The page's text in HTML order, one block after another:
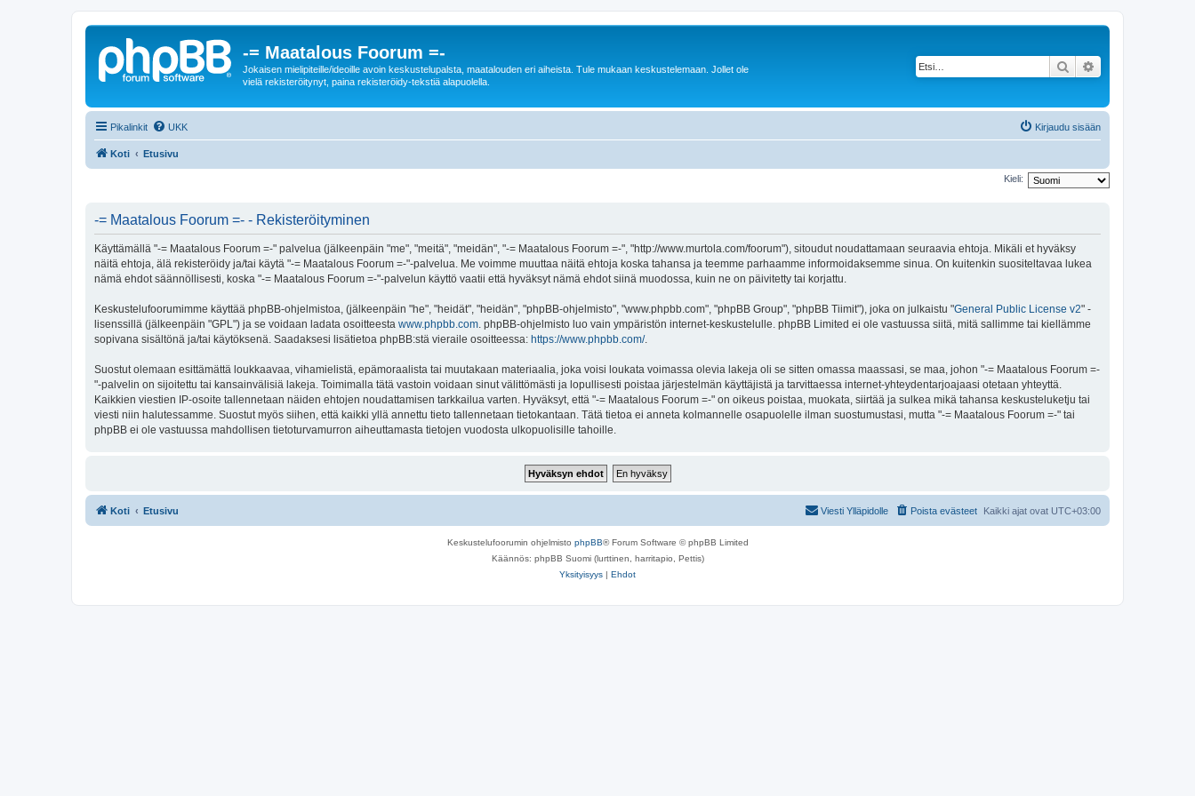
-= Maatalous Foorum =-
Jokaisen mielipiteille/ideoille avoin keskustelupalsta, maatalouden eri aiheista. Tule mukaan keskustelemaan. Jollet ole
vielä rekisteröitynyt, paina rekisteröidy-tekstiä alapuolella.
Etsi
Pikalinkit UKK Kirjaudu sisään
Koti Etusivu
Kieli:
-= Maatalous Foorum =- - Rekisteröityminen
Käyttämällä "-= Maatalous Foorum =-" palvelua (jälkeenpäin "me", "meitä", "meidän", "-= Maatalous Foorum =-", "http://www.murtola.com/foorum"), sitoudut noudattamaan seuraavia ehtoja. Mikäli et hyväksy
näitä ehtoja, älä rekisteröidy ja/tai käytä "-= Maatalous Foorum =-"-palvelua. Me voimme muuttaa näitä ehtoja koska tahansa ja teemme parhaamme informoidaksemme sinua. On kuitenkin suositeltavaa lukea
nämä ehdot säännöllisesti, koska "-= Maatalous Foorum =-"-palvelun käyttö vaatii että hyväksyt nämä ehdot siinä muodossa, kuin ne on päivitetty tai korjattu.
Keskustelufoorumimme käyttää phpBB-ohjelmistoa, (jälkeenpäin "he", "heidät", "heidän", "phpBB-ohjelmisto", "www.phpbb.com", "phpBB Group", "phpBB Tiimit"), joka on julkaistu "General Public License v2" -
lisenssillä (jälkeenpäin "GPL") ja se voidaan ladata osoitteesta www.phpbb.com. phpBB-ohjelmisto luo vain ympäristön internet-keskustelulle. phpBB Limited ei ole vastuussa siitä, mitä sallimme tai kiellämme
sopivana sisältönä ja/tai käytöksenä. Saadaksesi lisätietoa phpBB:stä vieraile osoitteessa: https://www.phpbb.com/.
Suostut olemaan esittämättä loukkaavaa, vihamielistä, epämoraalista tai muutakaan materiaalia, joka voisi loukata voimassa olevia lakeja oli se sitten omassa maassasi, se maa, johon "-= Maatalous Foorum =-
"-palvelin on sijoitettu tai kansainvälisiä lakeja. Toimimalla tätä vastoin voidaan sinut välittömästi ja lopullisesti poistaa järjestelmän käyttäjistä ja tarvittaessa internet-yhteydentarjoajaasi otetaan yhteyttä.
Kaikkien viestien IP-osoite tallennetaan näiden ehtojen noudattamisen tarkkailua varten. Hyväksyt, että "-= Maatalous Foorum =-" on oikeus poistaa, muokata, siirtää ja sulkea mikä tahansa keskusteluketju tai
viesti niin halutessamme. Suostut myös siihen, että kaikki yllä annettu tieto tallennetaan tietokantaan. Tätä tietoa ei anneta kolmannelle osapuolelle ilman suostumustasi, mutta "-= Maatalous Foorum =-" tai
phpBB ei ole vastuussa mahdollisen tietoturvamurron aiheuttamasta tietojen vuodosta ulkopuolisille tahoille.
Koti Etusivu Kaikki ajat ovat UTC+03:00
Poista evästeet
Viesti Ylläpidolle
Keskustelufoorumin ohjelmisto phpBB® Forum Software © phpBB Limited
Käännös: phpBB Suomi (lurttinen, harritapio, Pettis)
Yksityisyys | Ehdot